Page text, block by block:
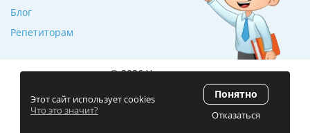
Блог
Репетиторам
© 2026 Училкин.ru
Рейтинг 5.0
(120 отзывов)
ZmitroC.by™
Этот сайт использует cookies
Что это значит?
Понятно
Отказаться